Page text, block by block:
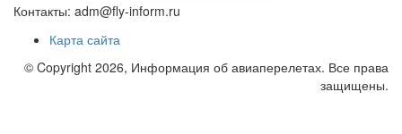
Контакты: adm@fly-inform.ru
Карта сайта
© Copyright 2026, Информация об авиаперелетах. Все права
защищены.